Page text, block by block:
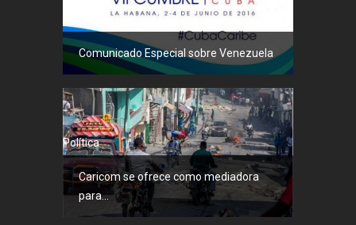
Comunicado Especial sobre Venezuela
Política
Caricom se ofrece como mediadora
para...